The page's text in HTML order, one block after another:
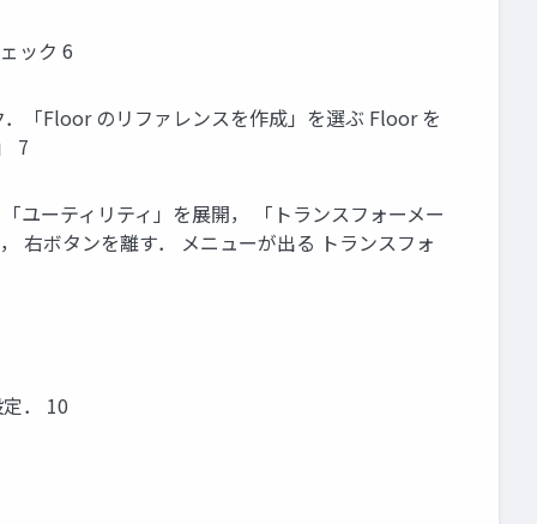
ック 6
「Floor のリファレンスを作成」を選ぶ Floor を
7
ーティリティ」を展開， 「トランスフォーメー
右ボタンを離す． メニューが出る トランスフォ
． 10